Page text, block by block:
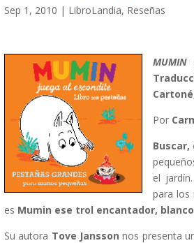
Sep 1, 2010 | LibroLandia, Reseñas
Por
el
para los
es Mumin ese trol encantador,
Su autora Tove Jansson nos presenta